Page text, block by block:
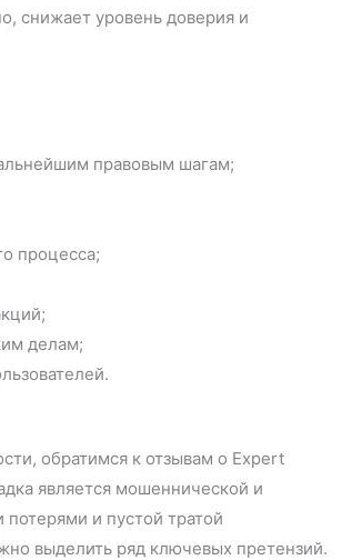
снижает уровень доверия и
правовым шагам;
процесса;
делам;
обратимся к отзывам о Expert
является мошеннической и
и пустой тратой
выделить ряд ключевых претензий.